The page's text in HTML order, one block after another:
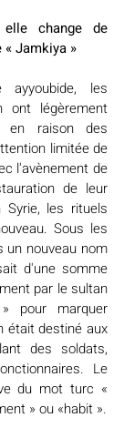
change de
Jamkiya »
les
ont légèrement
en raison des
limitée de
l'avènement de
de leur
les rituels
Sous les
un nouveau nom
d'une somme
par le sultan
pour marquer
était destiné aux
des soldats,
Le
du mot turc «